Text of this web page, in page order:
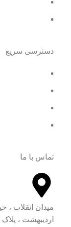
دسترسی سریع
تماس با ما
میدان انقلاب ،
اردیبهشت ، پلاک 132